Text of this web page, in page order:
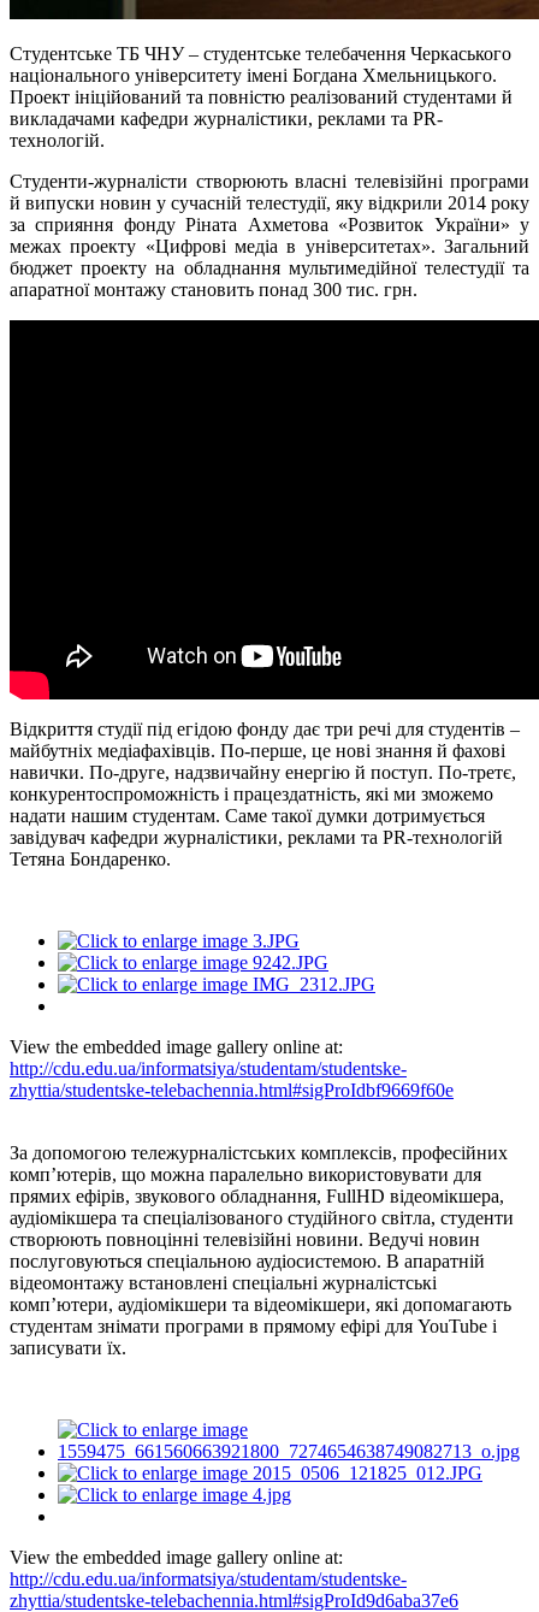
Студентське ТБ ЧНУ – студентське телебачення Черкаського
національного університету імені Богдана Хмельницького.
Проект ініційований та повністю реалізований студентами й
викладачами кафедри журналістики, реклами та PR-
технологій.
Студенти-журналісти створюють власні телевізійні програми
й випуски новин у сучасній телестудії, яку відкрили 2014 року
за сприяння фонду Ріната Ахметова «Розвиток України» у
межах проекту «Цифрові медіа в університетах». Загальний
бюджет проекту на обладнання мультимедійної телестудії та
апаратної монтажу становить понад 300 тис. грн.
Відкриття студії під егідою фонду дає три речі для студентів –
майбутніх медіафахівців. По-перше, це нові знання й фахові
навички. По-друге, надзвичайну енергію й поступ. По-третє,
конкурентоспроможність і працездатність, які ми зможемо
надати нашим студентам. Саме такої думки дотримується
завідувач кафедри журналістики, реклами та PR-технологій
Тетяна Бондаренко.
View the embedded image gallery online at:
http://cdu.edu.ua/informatsiya/studentam/studentske-
zhyttia/studentske-telebachennia.html#sigProIdbf9669f60e
За допомогою тележурналістських комплексів, професійних
комп’ютерів, що можна паралельно використовувати для
прямих ефірів, звукового обладнання, FullHD відеомікшера,
аудіомікшера та спеціалізованого студійного світла, студенти
створюють повноцінні телевізійні новини. Ведучі новин
послуговуються спеціальною аудіосистемою. В апаратній
відеомонтажу встановлені спеціальні журналістські
комп’ютери, аудіомікшери та відеомікшери, які допомагають
студентам знімати програми в прямому ефірі для YouTube і
записувати їх.
View the embedded image gallery online at:
http://cdu.edu.ua/informatsiya/studentam/studentske-
zhyttia/studentske-telebachennia.html#sigProId9d6aba37e6